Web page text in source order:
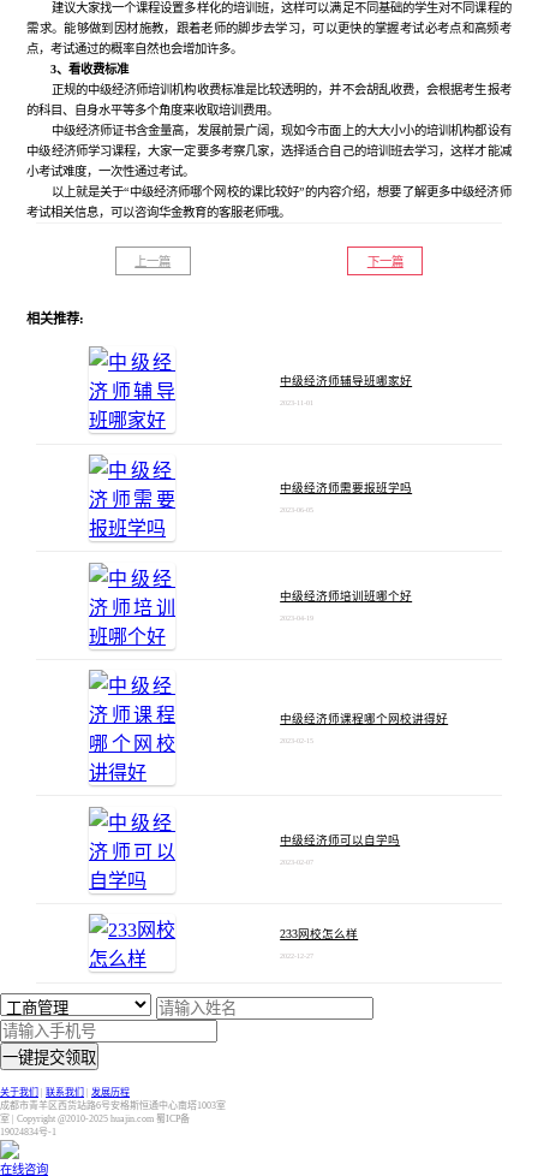
建议大家找一个课程设置多样化的培训班，这样可以满足不同基础的学生对不同课程的
需求。能够做到因材施教，跟着老师的脚步去学习，可以更快的掌握考试必考点和高频考
点，考试通过的概率自然也会增加许多。
3、看收费标准
正规的中级经济师培训机构收费标准是比较透明的，并不会胡乱收费，会根据考生报考
的科目、自身水平等多个角度来收取培训费用。
中级经济师证书含金量高，发展前景广阔，现如今市面上的大大小小的培训机构都设有
中级经济师学习课程，大家一定要多考察几家，选择适合自己的培训班去学习，这样才能减
小考试难度，一次性通过考试。
以上就是关于“中级经济师哪个网校的课比较好”的内容介绍，想要了解更多中级经济师
考试相关信息，可以咨询华金教育的客服老师哦。
上一篇 下一篇
相关推荐:
中级经济师辅导班哪家好
2023-11-01
中级经济师需要报班学吗
2023-06-05
中级经济师培训班哪个好
2023-04-19
中级经济师课程哪个网校讲得好
2023-02-15
中级经济师可以自学吗
2023-02-07
233网校怎么样
2022-12-27
一键提交领取
关于我们 联系我们
发展历程
成都市青羊区西货站路6号安格斯恒通中心南塔1003室
室 | Copyright @2010-2025 huajin.com 蜀ICP备
19024834号-1
在线咨询